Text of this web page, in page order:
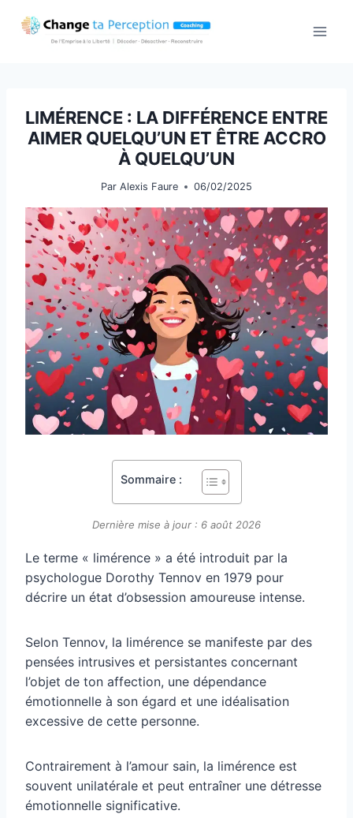
LIMÉRENCE : LA DIFFÉRENCE ENTRE
AIMER QUELQU’UN ET ÊTRE ACCRO
À QUELQU’UN
Par Alexis Faure 06/02/2025
Sommaire :
Dernière mise à jour : 6 août 2026
Le terme « limérence » a été introduit par la
psychologue Dorothy Tennov en 1979 pour
décrire un état d’obsession amoureuse intense.
Selon Tennov, la limérence se manifeste par des
pensées intrusives et persistantes concernant
l’objet de ton affection, une dépendance
émotionnelle à son égard et une idéalisation
excessive de cette personne.
Contrairement à l’amour sain, la limérence est
souvent unilatérale et peut entraîner une détresse
émotionnelle significative.